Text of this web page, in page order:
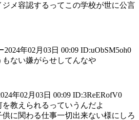
メ容認するってこの学校が世に公言
年02月03日 00:09 ID:uObSM5oh0
ない嫌がらせしてんなや
年02月03日 00:09 ID:3ReERofV0
教えられるっていうんだよ
に関わる仕事一切出来ない様にしろ